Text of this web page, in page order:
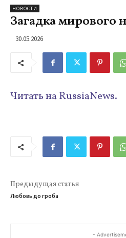
НОВОСТИ
Загадка мирового
30.05.2026
Читать на RussiaNews.
Предыдущая статья
Любовь до гроба
-